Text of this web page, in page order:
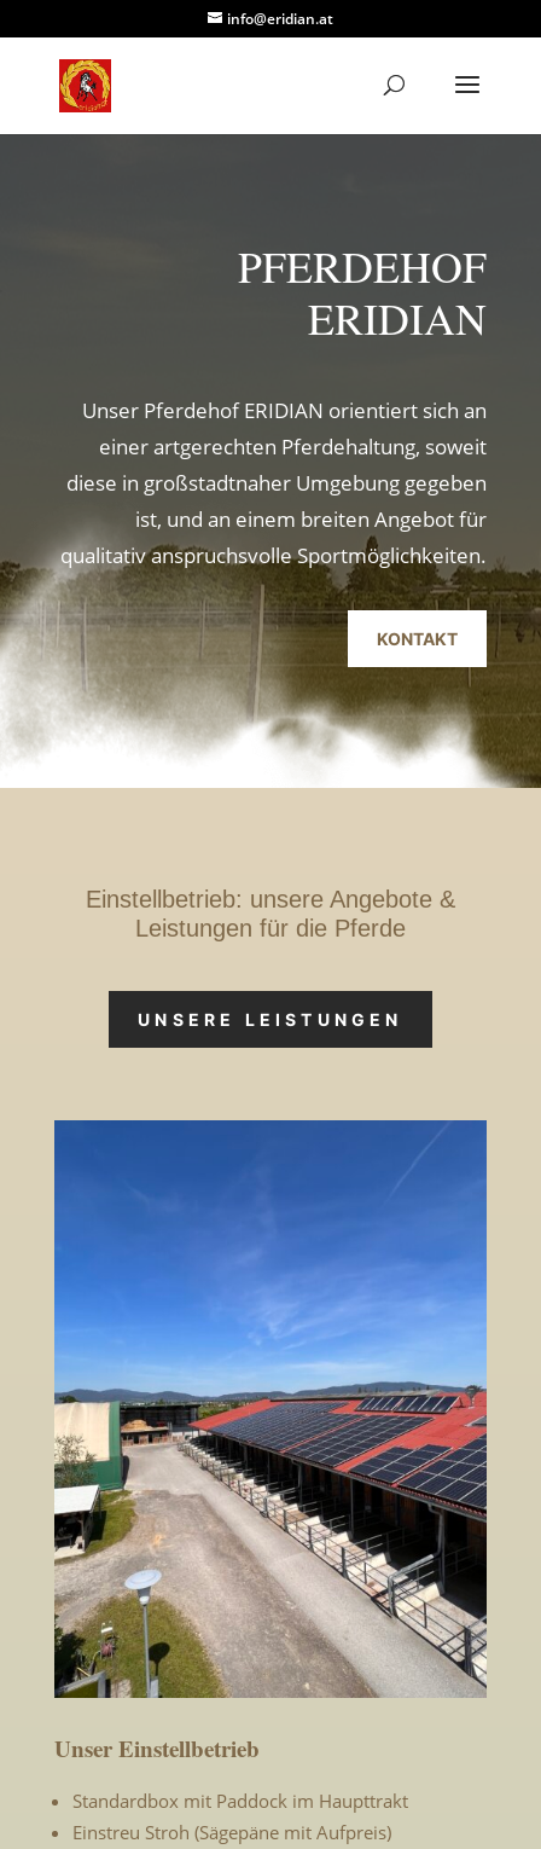
info@eridian.at
PFERDEHOF
ERIDIAN
Unser Pferdehof ERIDIAN orientiert sich an
einer artgerechten Pferdehaltung, soweit
diese in großstadtnaher Umgebung gegeben
ist, und an einem breiten Angebot für
qualitativ anspruchsvolle Sportmöglichkeiten.
KONTAKT
Einstellbetrieb: unsere Angebote &
Leistungen für die Pferde
UNSERE LEISTUNGEN
Unser Einstellbetrieb
Standardbox mit Paddock im Haupttrakt
Einstreu Stroh (Sägepäne mit Aufpreis)